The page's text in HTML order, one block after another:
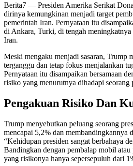
Berita7 — Presiden Amerika Serikat
dirinya kemungkinan menjadi target
pemerintah Iran. Pernyataan itu
di Ankara, Turki, di tengah meningkatnya
Iran.
Meski mengaku menjadi sasaran, Trump
terganggu dan tetap fokus menjalankan
Pernyataan itu disampaikan bersamaan
risiko yang menurutnya dihadapi seorang
Pengakuan Risiko Dan
Trump menyebutkan peluang seorang
mencapai 5,2% dan membandingkannya
“Kehidupan presiden sangat berbahaya
Bandingkan dengan pembalap mobil atau
yang risikonya hanya sepersepuluh dari